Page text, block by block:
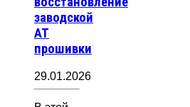
заводской
AT
прошивки
29.01.2026